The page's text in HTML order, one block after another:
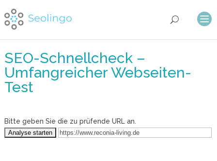
SEO-Schnellcheck –
Umfangreicher Webseiten-
Test
Bitte geben Sie die zu prüfende URL an.